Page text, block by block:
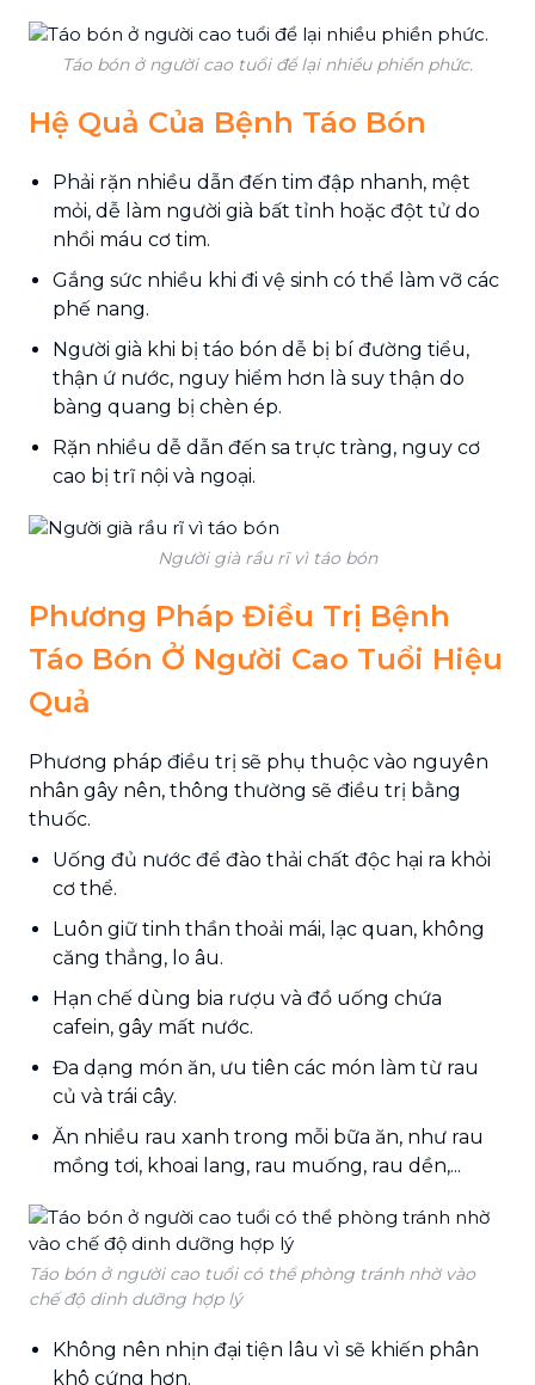
Táo bón ở người cao tuổi để lại nhiều phiền phức.
Hệ Quả Của Bệnh Táo Bón
Phải rặn nhiều dẫn đến tim đập nhanh, mệt
mỏi, dễ làm người già bất tỉnh hoặc đột tử do
nhồi máu cơ tim.
Gắng sức nhiều khi đi vệ sinh có thể làm vỡ các
phế nang.
Người già khi bị táo bón dễ bị bí đường tiểu,
thận ứ nước, nguy hiểm hơn là suy thận do
bàng quang bị chèn ép.
Rặn nhiều dễ dẫn đến sa trực tràng, nguy cơ
cao bị trĩ nội và ngoại.
Người già rầu rĩ vì táo bón
Phương Pháp Điều Trị Bệnh
Táo Bón Ở Người Cao Tuổi Hiệu
Quả
Phương pháp điều trị sẽ phụ thuộc vào nguyên
nhân gây nên, thông thường sẽ điều trị bằng
thuốc.
Uống đủ nước để đào thải chất độc hại ra khỏi
cơ thể.
Luôn giữ tinh thần thoải mái, lạc quan, không
căng thẳng, lo âu.
Hạn chế dùng bia rượu và đồ uống chứa
cafein, gây mất nước.
Đa dạng món ăn, ưu tiên các món làm từ rau
củ và trái cây.
Ăn nhiều rau xanh trong mỗi bữa ăn, như rau
mồng tơi, khoai lang, rau muống, rau dền,...
Táo bón ở người cao tuổi có thể phòng tránh nhờ vào
chế độ dinh dưỡng hợp lý
Không nên nhịn đại tiện lâu vì sẽ khiến phân
khô cứng hơn.